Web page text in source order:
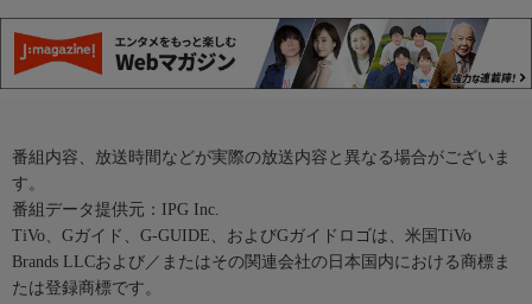
番組内容、放送時間などが実際の放送内容と異なる場合がございま
す。
番組データ提供元：IPG Inc.
TiVo、Gガイド、G-GUIDE、およびGガイドロゴは、米国TiVo
Brands LLCおよび／またはその関連会社の日本国内における商標ま
たは登録商標です。